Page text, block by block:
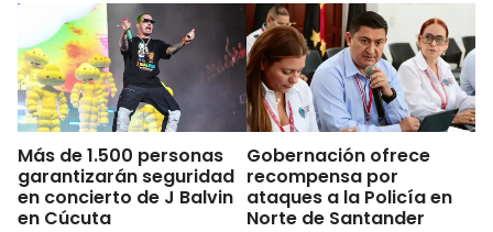
Más de 1.500 personas
garantizarán seguridad
en concierto de J Balvin
en Cúcuta
Gobernación ofrece
recompensa por
ataques a la Policía en
Norte de Santander